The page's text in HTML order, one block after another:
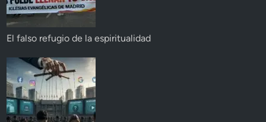
El falso refugio de la espiritualidad